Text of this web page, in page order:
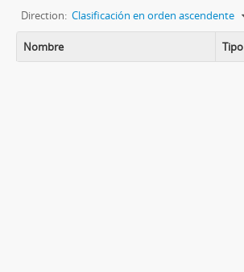
Direction: Clasificación en orden ascendente
Nombre Tipo